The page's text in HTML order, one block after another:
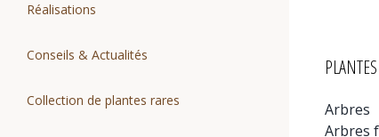
Réalisations
Conseils & Actualités
Collection de plantes rares
Arbres
Arbres